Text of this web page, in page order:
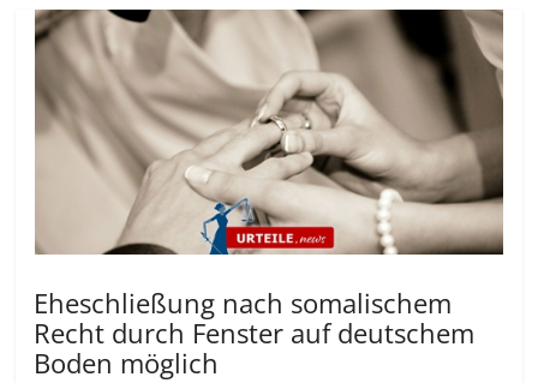
Eheschließung nach somalischem
Recht durch Fenster auf deutschem
Boden möglich